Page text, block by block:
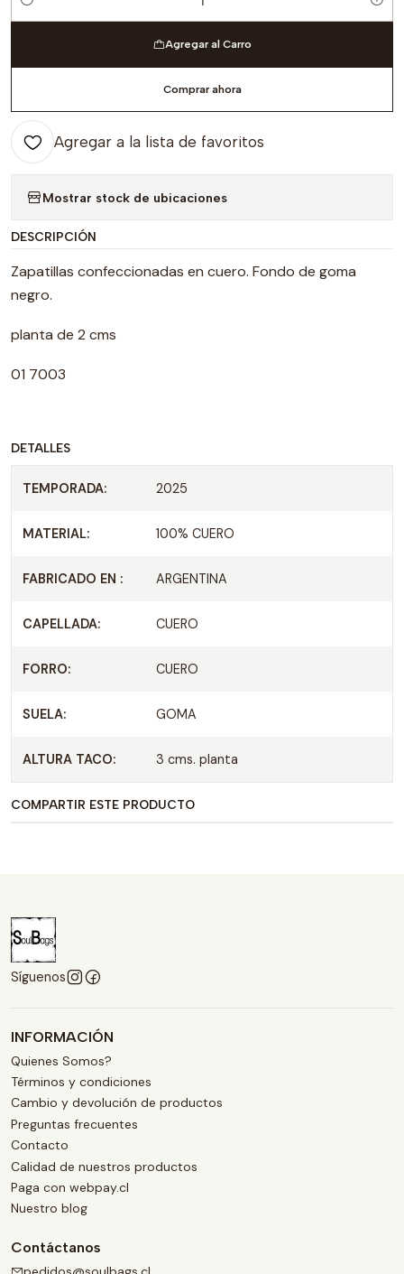
Cantidad
Agregar al Carro
Comprar ahora
Agregar a la lista de favoritos
Mostrar stock de ubicaciones
DESCRIPCIÓN
Zapatillas confeccionadas en cuero. Fondo de goma
negro.
planta de 2 cms
01 7003
DETALLES
TEMPORADA: 2025
MATERIAL: 100% CUERO
FABRICADO EN : ARGENTINA
CAPELLADA: CUERO
FORRO: CUERO
SUELA: GOMA
ALTURA TACO: 3 cms. planta
COMPARTIR ESTE PRODUCTO
Síguenos
INFORMACIÓN
Quienes Somos?
Términos y condiciones
Cambio y devolución de productos
Preguntas frecuentes
Contacto
Calidad de nuestros productos
Paga con webpay.cl
Nuestro blog
Contáctanos